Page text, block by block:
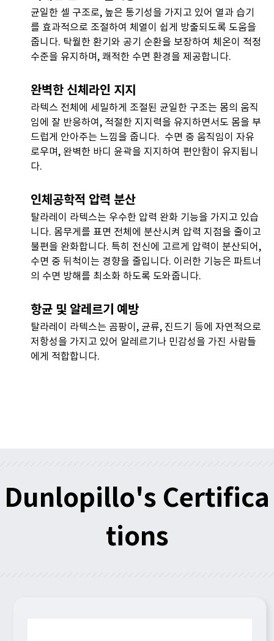
균일한 셀 구조로, 높은 통기성을 가지고 있어 열과 습기
를 효과적으로 조절하여 체열이 쉽게 방출되도록 도움을
줍니다. 탁월한 환기와 공기 순환을 보장하여 체온이 적정
수준을 유지하며, 쾌적한 수면 환경을 제공합니다.
완벽한 신체라인 지지
라텍스 전체에 세밀하게 조절된 균일한 구조는 몸의 움직
임에 잘 반응하여, 적절한 지지력을 유지하면서도 몸을 부
드럽게 안아주는 느낌을 줍니다. 수면 중 움직임이 자유
로우며, 완벽한 바디 윤곽을 지지하여 편안함이 유지됩니
다.
인체공학적 압력 분산
탈라레이 라텍스는 우수한 압력 완화 기능을 가지고 있습
니다. 몸무게를 표면 전체에 분산시켜 압력 지점을 줄이고
불편을 완화합니다. 특히 전신에 고르게 압력이 분산되어,
수면 중 뒤척이는 경향을 줄입니다. 이러한 기능은 파트너
의 수면 방해를 최소화 하도록 도와줍니다.
항균 및 알레르기 예방
탈라레이 라텍스는 곰팡이, 균류, 진드기 등에 자연적으로
저항성을 가지고 있어 알레르기나 민감성을 가진 사람들
에게 적합합니다.
Dunlopillo's Certifica
tions